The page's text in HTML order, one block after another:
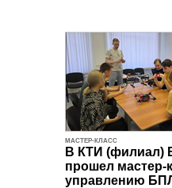
МАСТЕР-КЛАСС
В КТИ (филиал)
прошел мастер-
управлению